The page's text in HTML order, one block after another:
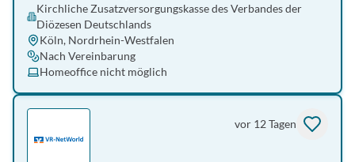
Kirchliche Zusatzversorgungskasse des Verbandes der
Diözesen Deutschlands
Köln, Nordrhein-Westfalen
Nach Vereinbarung
Homeoffice nicht möglich
vor 12 Tagen